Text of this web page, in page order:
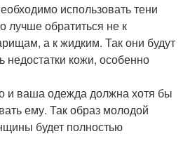
использовать тени
лучше обратиться не к
а к жидким. Так они будут
недостатки кожи, особенно
и ваша одежда должна хотя бы
ему. Так образ молодой
будет полностью